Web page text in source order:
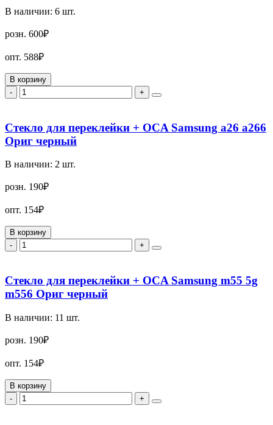
В наличии: 6 шт.
розн. 600₽
опт. 588₽
В корзину
-
+
Стекло для переклейки + OCA Samsung a26 a266
Ориг черный
В наличии: 2 шт.
розн. 190₽
опт. 154₽
В корзину
-
+
Стекло для переклейки + OCA Samsung m55 5g
m556 Ориг черный
В наличии: 11 шт.
розн. 190₽
опт. 154₽
В корзину
-
+